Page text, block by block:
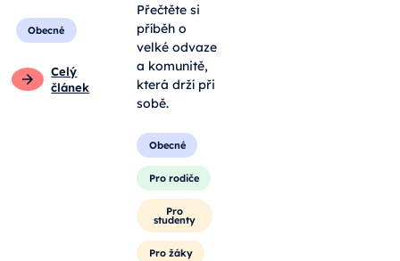
Obecné
Celý
článek
Přečtěte si
příběh o
velké odvaze
a komunitě,
která drží při
sobě.
Obecné
Pro rodiče
Pro
studenty
Pro žáky